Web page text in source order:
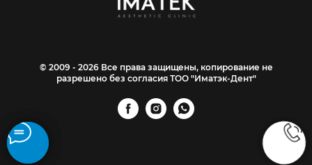
© 2009 - 2026 Все права защищены, копирование не
разрешено без согласия ТОО "Иматэк-Дент"